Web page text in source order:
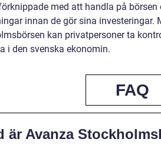
med att handla på börsen
innan de gör sina investeringar.
kan privatpersoner ta
i den svenska ekonomin.
FAQ
är Avanza